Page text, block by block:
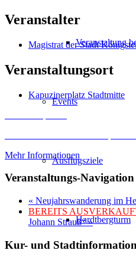
Veranstaltung
Events
Ausflugsziele
Hardtbergturm
Veranstalter
Magistrat der Stadt
Veranstaltungsort
Kapuzinerplatz Stadtmitte
Mehr Informationen
Veranstaltungs-Navigation
« Neujahrswanderung im
BEREITS
Johann Strauß“»
Kur- und